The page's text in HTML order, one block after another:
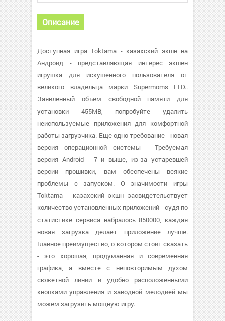
Описание
Доступная игра Toktama - казахский экшн на
Андроид - представляющая интерес экшен
игрушка для искушенного пользователя от
великого владельца марки Supermoms LTD..
Заявленный объем свободной памяти для
установки 455MB, попробуйте удалить
неиспользуемые приложения для комфортной
работы загрузчика. Еще одно требование - новая
версия операционной системы - Требуемая
версия Android - 7 и выше, из-за устаревшей
версии прошивки, вам обеспечены всякие
проблемы с запуском. О значимости игры
Toktama - казахский экшн засвидетельствует
количество установленных приложений - судя по
статистике сервиса набралось 850000, каждая
новая загрузка делает приложение лучше.
Главное преимущество, о котором стоит сказать
- это хорошая, продуманная и современная
графика, а вместе с неповторимым духом
сюжетной линии и удобно расположенными
кнопками управления и заводной мелодией мы
можем загрузить мощную игру.